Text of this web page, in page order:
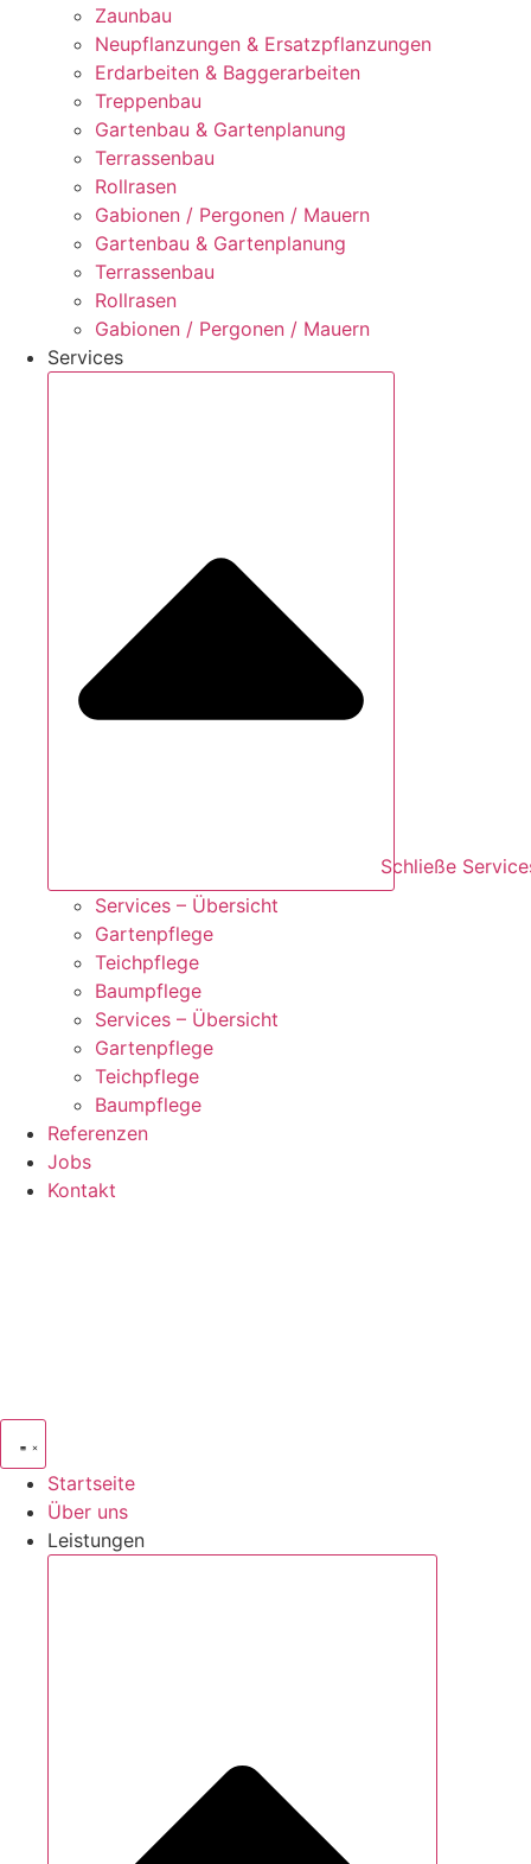
Zaunbau
Neupflanzungen & Ersatzpflanzungen
Erdarbeiten & Baggerarbeiten
Treppenbau
Gartenbau & Gartenplanung
Terrassenbau
Rollrasen
Gabionen / Pergonen / Mauern
Gartenbau & Gartenplanung
Terrassenbau
Rollrasen
Gabionen / Pergonen / Mauern
Services
Schließe
Services – Übersicht
Gartenpflege
Teichpflege
Baumpflege
Services – Übersicht
Gartenpflege
Teichpflege
Baumpflege
Referenzen
Jobs
Kontakt
Startseite
Über uns
Leistungen